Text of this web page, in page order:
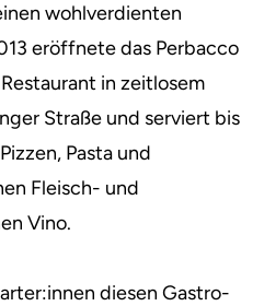
wohlverdienten
eröffnete das Perbacco
in zeitlosem
Straße und serviert bis
Pasta und
Fleisch- und
Vino.
diesen Gastro-